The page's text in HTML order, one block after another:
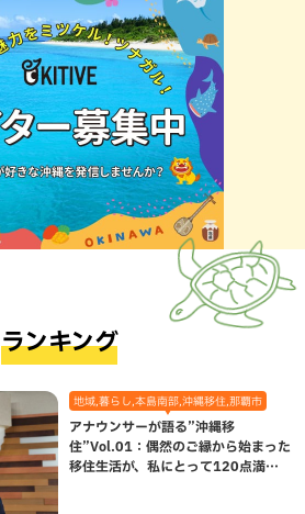
ランキング
地域,暮らし,本島南部,沖縄移住,那覇市
アナウンサーが語る”沖縄移
住”Vol.01：偶然のご縁から始まった
移住生活が、私にとって120点満点